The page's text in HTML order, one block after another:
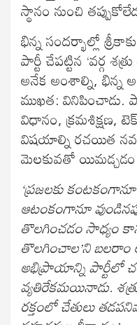
స్థానం నుంచి
భిన్న సందర్భాల్లో
పార్టీ చేపట్టిన ‘వర్గ
అనేక అంశాల్ని,
ముఖత: వినిపించాడు.
విధానం, క్రమశిక్షణ,
విషయాల్ని రచయిత
మెలకువతో యిమడ్చడం
‘ప్రజలకు
ఆటంకంగానూ
తొలగించడం సాధ్యం
తొలగించాల’ని
అభిప్రాయాన్ని పార్టీలో
వ్యతిరేకమయినాడు.
రక్తంలో చేతులు